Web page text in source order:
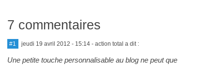
7 commentaires
#1 jeudi 19 avril 2012 - 15:14- action total a dit :
Une petite touche personnalisable au blog ne peut que